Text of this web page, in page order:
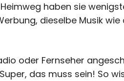
haben sie
dieselbe Musik
oder Fernseher
das muss sein! So